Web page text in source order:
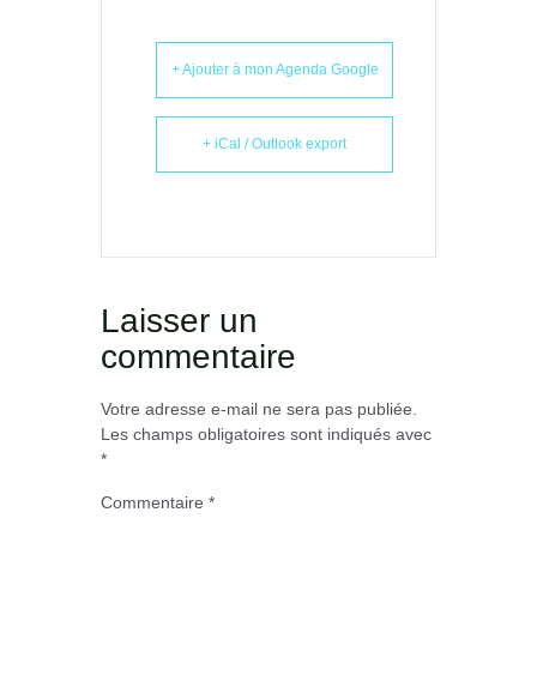
+ Ajouter à mon Agenda Google
+ iCal / Outlook export
Laisser un
commentaire
Votre adresse e-mail ne sera pas publiée.
Les champs obligatoires sont indiqués avec
*
Commentaire *